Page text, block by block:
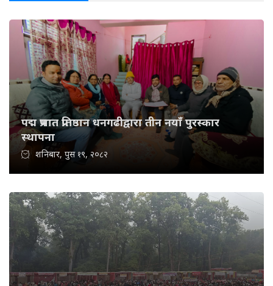
पद्म प्रभात प्रतिष्ठान धनगढीद्वारा तीन नयाँ पुरस्कार
स्थापना
शनिबार, पुस १९, २०८२